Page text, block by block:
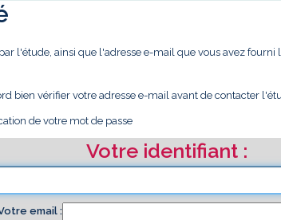
l'étude, ainsi que l'adresse e-mail que vous avez
bien vérifier votre adresse e-mail avant de contacter
de votre mot de passe
Votre identifiant
email